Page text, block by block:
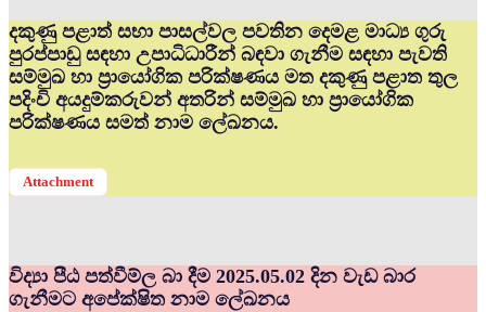
දකුණු පළාත් සභා පාසල්වල පවතින දෙමළ මාධ්‍ය ගුරු
පුරප්පාඩු සඳහා උපාධිධාරීන් බඳවා ගැනීම සඳහා පැවති
සම්මුඛ හා ප්‍රායෝගික පරික්ෂණය මත දකුණු පළාත තුල
පදිංචි අයදුම්කරුවන් අතරින් සම්මුඛ හා ප්‍රායෝගික
පරික්ෂණය සමත් නාම ලේඛනය.
Attachment
විද්‍යා පීඨ පත්වීම්ල බා දීම 2025.05.02 දින වැඩ බාර
ගැනීමට අපේක්ෂිත නාම ලේඛනය